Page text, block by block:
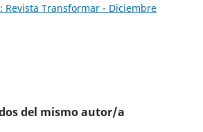
Revista Transformar - Diciembre
del mismo autor/a